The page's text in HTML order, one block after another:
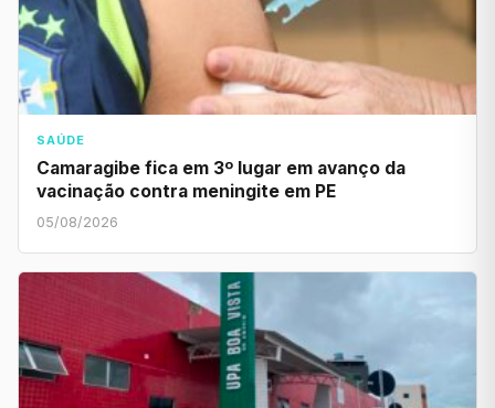
SAÚDE
Camaragibe fica em 3º lugar em avanço da
vacinação contra meningite em PE
05/08/2026